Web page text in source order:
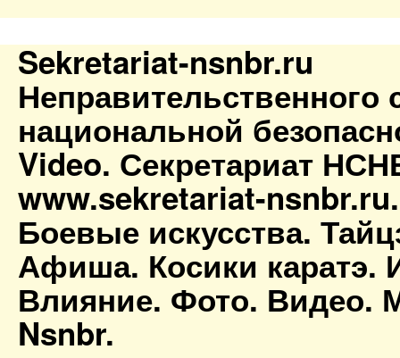
Sekretariat-nsnbr.ru
Неправительственного
национальной
Video. Секретариат
www.sekretariat-
Боевые искусства.
Афиша. Косики каратэ.
Влияние. Фото. Видео.
Nsnbr.